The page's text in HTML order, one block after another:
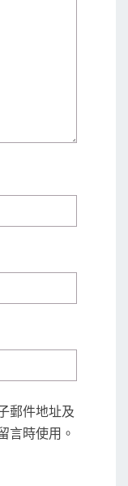
郵件地址及
言時使用。